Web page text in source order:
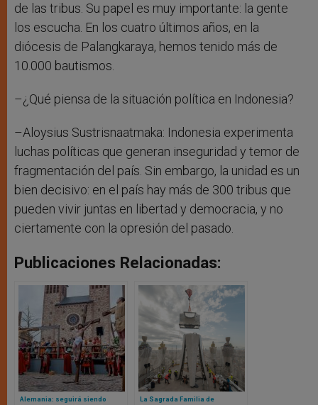
de las tribus. Su papel es muy importante: la gente
los escucha. En los cuatro últimos años, en la
diócesis de Palangkaraya, hemos tenido más de
10.000 bautismos.
–¿Qué piensa de la situación política en Indonesia?
–Aloysius Sustrisnaatmaka: Indonesia experimenta
luchas políticas que generan inseguridad y temor de
fragmentación del país. Sin embargo, la unidad es un
bien decisivo: en el país hay más de 300 tribus que
pueden vivir juntas en libertad y democracia, y no
ciertamente con la opresión del pasado.
Publicaciones Relacionadas:
Alemania: seguirá siendo
La Sagrada Familia de